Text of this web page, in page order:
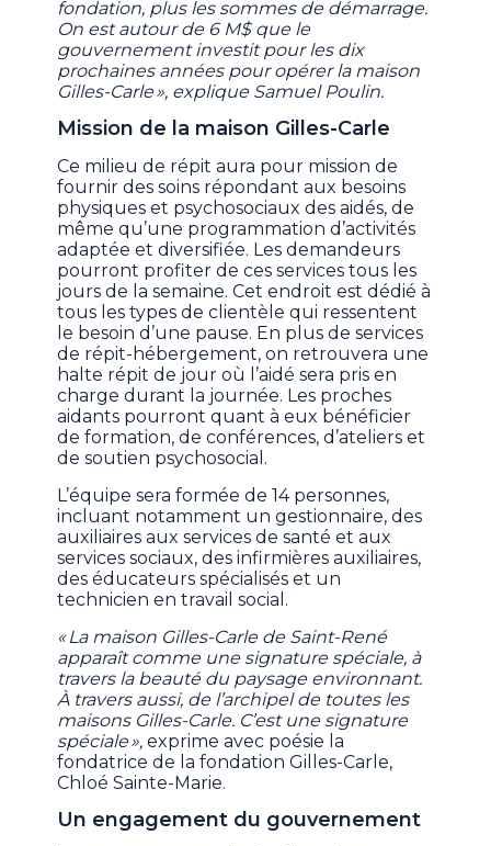
fondation, plus les sommes de démarrage.
On est autour de 6 M$ que le
gouvernement investit pour les dix
prochaines années pour opérer la maison
Gilles-Carle », explique Samuel Poulin.
Mission de la maison Gilles-Carle
Ce milieu de répit aura pour mission de
fournir des soins répondant aux besoins
physiques et psychosociaux des aidés, de
même qu’une programmation d’activités
adaptée et diversifiée. Les demandeurs
pourront profiter de ces services tous les
jours de la semaine. Cet endroit est dédié à
tous les types de clientèle qui ressentent
le besoin d’une pause. En plus de services
de répit-hébergement, on retrouvera une
halte répit de jour où l’aidé sera pris en
charge durant la journée. Les proches
aidants pourront quant à eux bénéficier
de formation, de conférences, d’ateliers et
de soutien psychosocial.
L’équipe sera formée de 14 personnes,
incluant notamment un gestionnaire, des
auxiliaires aux services de santé et aux
services sociaux, des infirmières auxiliaires,
des éducateurs spécialisés et un
technicien en travail social.
« La maison Gilles-Carle de Saint-René
apparaît comme une signature spéciale, à
travers la beauté du paysage environnant.
À travers aussi, de l’archipel de toutes les
maisons Gilles-Carle. C’est une signature
spéciale », exprime avec poésie la
fondatrice de la fondation Gilles-Carle,
Chloé Sainte-Marie.
Un engagement du gouvernement